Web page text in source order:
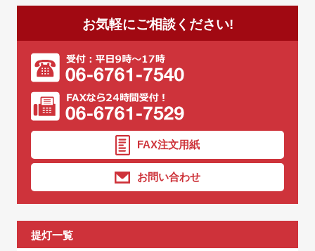
お気軽にご相談ください!
FAX注文用紙
お問い合わせ
提灯一覧